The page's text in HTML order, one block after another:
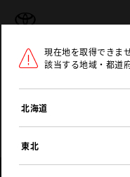
ラインアップ オ
現在地を取得できま
該当する地域・都道
北海道
東北
トヨタ認定中古車